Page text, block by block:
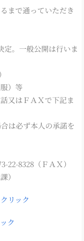
まで通っていただき
定。一般公開は行いま
）等
又はＦＡＸで下記ま
は必ず本人の承諾を
22-8328（ＦＡＸ）
）
リック
ク